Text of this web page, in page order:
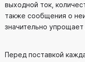
выходной ток,
также сообщения о
значительно
Перед поставкой